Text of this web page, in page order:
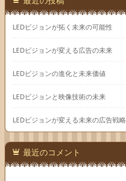
LEDビジョンが拓く未来の可能性
LEDビジョンが変える広告の未来
LEDビジョンの進化と未来価値
LEDビジョンと映像技術の未来
LEDビジョンが変える未来の広告戦略
最近のコメント